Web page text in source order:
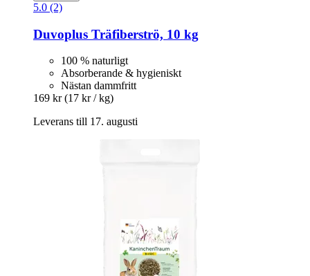
5.0 (2)
Duvoplus Träfiberströ, 10 kg
100 % naturligt
Absorberande & hygieniskt
Nästan dammfritt
169 kr (17 kr / kg)
Leverans till 17. augusti